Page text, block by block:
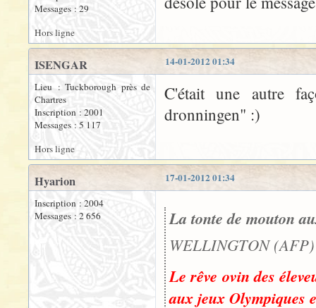
Messages : 29
Hors ligne
14-01-2012 01:34
ISENGAR
Lieu : Tuckborough près de
Chartres
Inscription : 2001
Messages : 5 117
C'était une autre
dronningen" :)
Hors ligne
17-01-2012 01:34
Hyarion
Inscription : 2004
Messages : 2 656
La tonte de mouton
WELLINGTON
Le rêve ovin des
aux jeux Olympiques